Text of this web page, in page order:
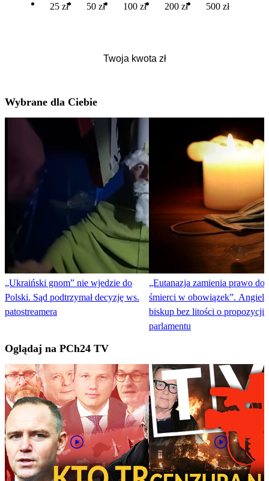
25 zł 50 zł 100 zł 200 zł 500 zł
Wybrane dla Ciebie
„Ukraiński gnom” nie wjedzie do
Polski. Sąd podtrzymał decyzję ws.
patostreamera
„Eutanazja zamienia prawo do
śmierci w obowiązek”.
biskup bez litości o propozycji
parlamentu
Oglądaj na PCh24 TV